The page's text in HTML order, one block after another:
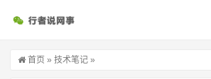
首页 » 技术笔记 »